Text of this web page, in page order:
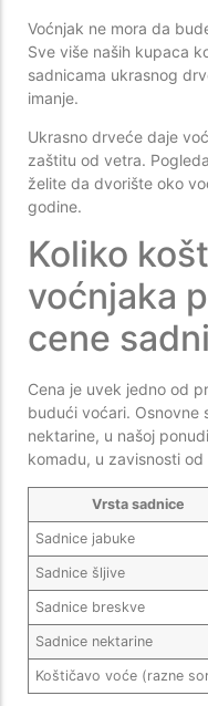
Voćnjak ne mora da
Sve više naših kupaca
sadnicama ukrasnog
imanje.
Ukrasno drveće daje
zaštitu od vetra.
želite da dvorište oko
godine.
Koliko
voćnjaka
cene
Cena je uvek jedno od
budući voćari. Osnovne
nektarine, u našoj
komadu, u zavisnosti
Vrsta sadnice
Sadnice jabuke
Sadnice šljive
Sadnice breskve
Sadnice nektarine
Koštičavo voće (razne